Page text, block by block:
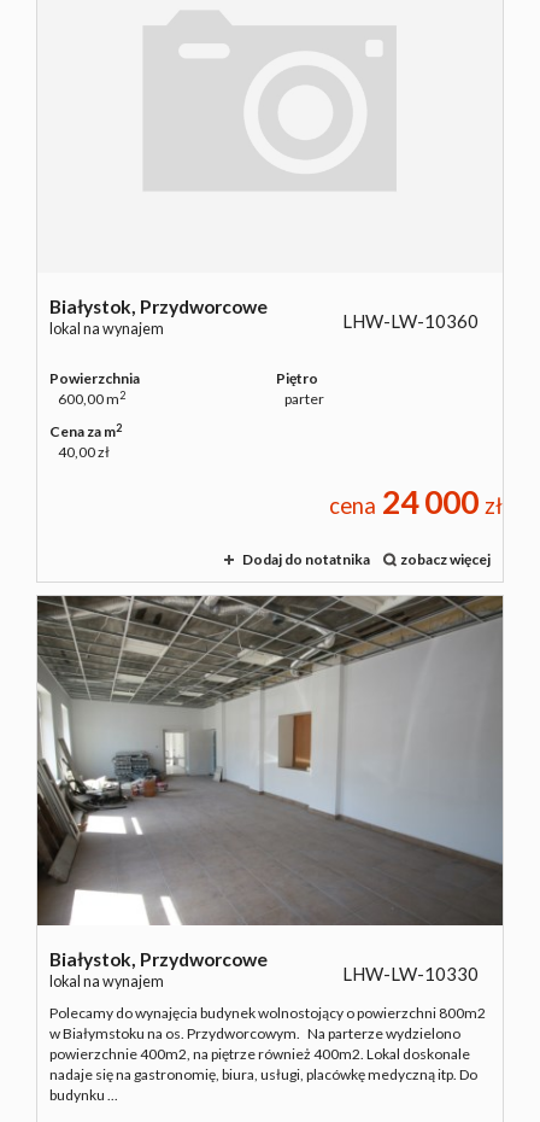
Białystok, Przydworcowe
lokal na wynajem LHW-LW-10360
Powierzchnia
600,00 m2
Piętro
parter
Cena za m2
40,00 zł
cena 24 000 zł
Dodaj do notatnika zobacz więcej
Białystok, Przydworcowe
lokal na wynajem LHW-LW-10330
Polecamy do wynajęcia budynek wolnostojący o powierzchni 800m2
w Białymstoku na os. Przydworcowym. Na parterze wydzielono
powierzchnie 400m2, na piętrze również 400m2. Lokal doskonale
nadaje się na gastronomię, biura, usługi, placówkę medyczną itp. Do
budynku ...